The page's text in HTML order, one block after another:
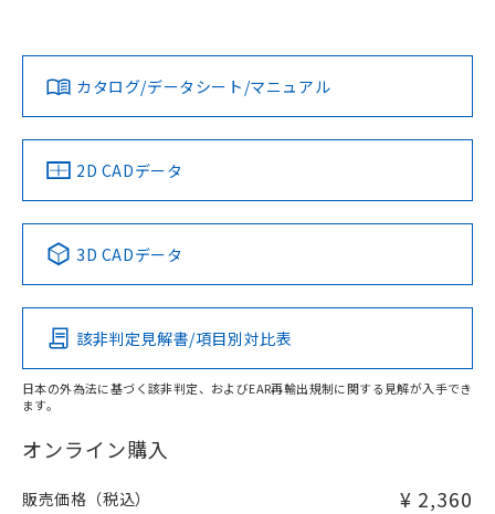
ダウンロードデータをご利用いただく前に、以下を必ずお読
みください。
ソフトウェアの使用条件
対応済み
中国 RoHS 注意事項・凡例
Pb Hg Cd Cr(VI)
O
在庫等で未対応品が混在する可能性があります。
問い合わせください。
LR型式承認
（イギリス
船舶規格）
DNV型式承認
（ノルウェー
BV型式承認
（フランス
KR型式
（韓国
No No No No
この製品の規格認証/適合状況ページへ
その他の認証はこちらのページからご検索ください
カタログ/データシート/マニュアル
2D CADデータ
3D CADデータ
該非判定見解書/項目別対比表
日本の外為法に基づく該非判定、およびEAR再輸出規制に関する見解が入手でき
ます。
オンライン購入
販売価格（税込） ¥ 2,360